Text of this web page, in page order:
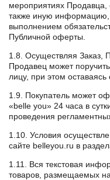
мероприятиях Продавца,
также иную информацию,
выполнением
Публичной оферты.
1.8. Осуществляя Заказ,
Продавец может
лицу, при этом оставаясь
1.9. Покупатель может
«belle you» 24 часа в
проведения
1.10. Условия
сайте belleyou.ru в
1.11. Вся текстовая
товаров, размещаемых